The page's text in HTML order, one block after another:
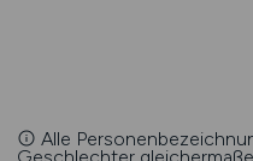
Alle
Geschlechter